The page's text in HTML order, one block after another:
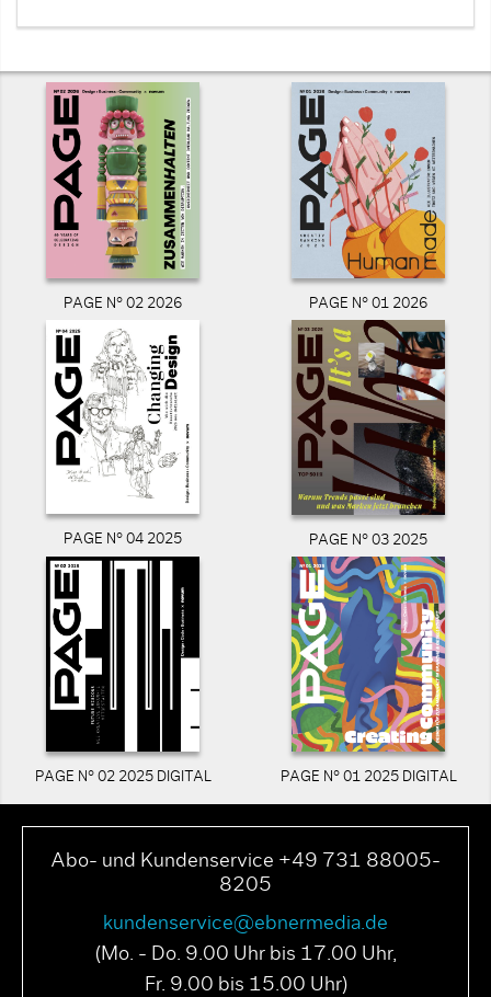
PAGE N° 02 2026 PAGE N° 01 2026
PAGE N° 04 2025 PAGE N° 03 2025
PAGE N° 02 2025 DIGITAL PAGE N° 01 2025 DIGITAL
Abo- und Kundenservice +49 731 88005-
8205
kundenservice@ebnermedia.de
(Mo. - Do. 9.00 Uhr bis 17.00 Uhr,
Fr. 9.00 bis 15.00 Uhr)